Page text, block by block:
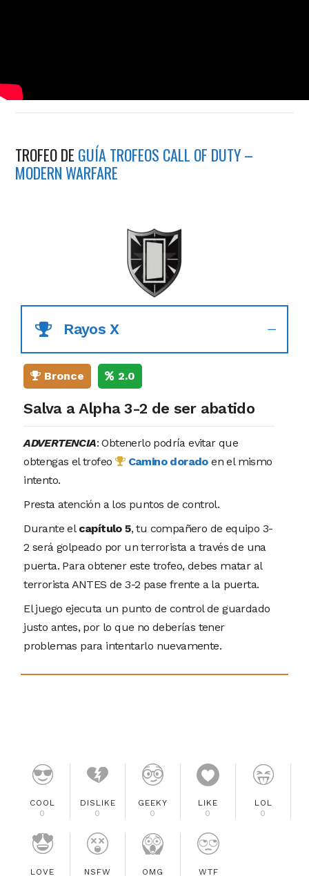
TROFEO DE GUÍA TROFEOS CALL OF DUTY –
MODERN WARFARE
Rayos X
Bronce 2.0
Salva a Alpha 3-2 de ser abatido
ADVERTENCIA: Obtenerlo podría evitar que
obtengas el trofeo
Camino doradoen el mismo
intento.
Presta atención a los puntos de control.
Durante el capítulo 5, tu compañero de equipo 3-
2 será golpeado por un terrorista a través de una
puerta. Para obtener este trofeo, debes matar al
terrorista ANTES de 3-2 pase frente a la puerta.
El juego ejecuta un punto de control de guardado
justo antes, por lo que no deberías tener
problemas para intentarlo nuevamente.
COOL
0
DISLIKE
0
GEEKY
0
LIKE
0
LOL
0
LOVE NSFW OMG WTF